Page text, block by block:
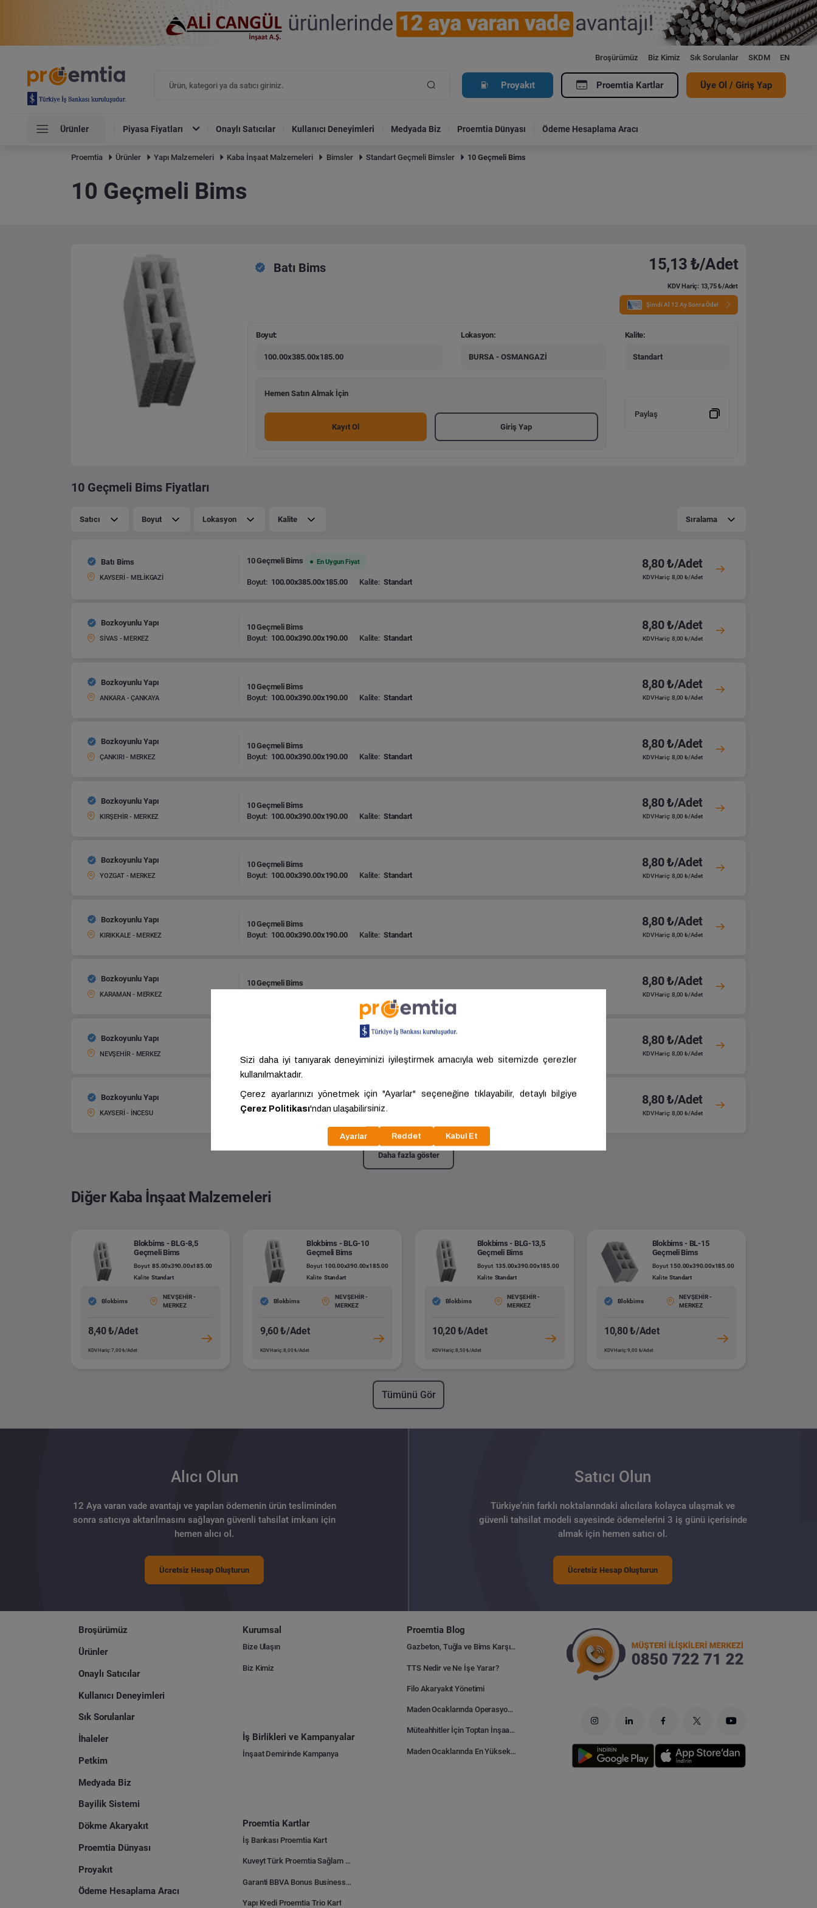
Broşürümüz Biz Kimiz Sık Sorulanlar SKDM EN
Proyakıt Proemtia Kartlar Üye Ol / Giriş Yap
Ürünler Piyasa Fiyatları Onaylı Satıcılar Kullanıcı Deneyimleri Medyada Biz Proemtia Dünyası Ödeme Hesaplama Aracı
Proemtia Ürünler Yapı Malzemeleri Kaba İnşaat Malzemeleri Bimsler Standart Geçmeli Bimsler 10 Geçmeli Bims
10 Geçmeli Bims
Batı Bims 15,13 ₺/Adet
KDV Hariç: 13,75 ₺/Adet
Şimdi Al 12 Ay Sonra Öde!
Boyut:
100.00x385.00x185.00
Lokasyon:
BURSA - OSMANGAZİ
Kalite:
Standart
Hemen Satın Almak İçin
Kayıt Ol Giriş Yap
Paylaş
10 Geçmeli Bims Fiyatları
Satıcı Boyut Lokasyon Kalite Sıralama
Batı Bims
KAYSERİ - MELİKGAZİ
10 Geçmeli Bims En Uygun Fiyat
Boyut: 100.00x385.00x185.00 Kalite: Standart
8,80 ₺/Adet
KDV Hariç: 8,00 ₺/Adet
Bozkoyunlu Yapı
SİVAS - MERKEZ
10 Geçmeli Bims
Boyut: 100.00x390.00x190.00 Kalite: Standart
8,80 ₺/Adet
KDV Hariç: 8,00 ₺/Adet
Bozkoyunlu Yapı
ANKARA - ÇANKAYA
10 Geçmeli Bims
Boyut: 100.00x390.00x190.00 Kalite: Standart
8,80 ₺/Adet
KDV Hariç: 8,00 ₺/Adet
Bozkoyunlu Yapı
ÇANKIRI - MERKEZ
10 Geçmeli Bims
Boyut: 100.00x390.00x190.00 Kalite: Standart
8,80 ₺/Adet
KDV Hariç: 8,00 ₺/Adet
Bozkoyunlu Yapı
KIRŞEHİR - MERKEZ
10 Geçmeli Bims
Boyut: 100.00x390.00x190.00 Kalite: Standart
8,80 ₺/Adet
KDV Hariç: 8,00 ₺/Adet
Bozkoyunlu Yapı
YOZGAT - MERKEZ
10 Geçmeli Bims
Boyut: 100.00x390.00x190.00 Kalite: Standart
8,80 ₺/Adet
KDV Hariç: 8,00 ₺/Adet
Bozkoyunlu Yapı
KIRIKKALE - MERKEZ
10 Geçmeli Bims
Boyut: 100.00x390.00x190.00 Kalite: Standart
8,80 ₺/Adet
KDV Hariç: 8,00 ₺/Adet
Bozkoyunlu Yapı
KARAMAN - MERKEZ
10 Geçmeli Bims
8,80 ₺/Adet
KDV Hariç: 8,00 ₺/Adet
Bozkoyunlu Yapı
NEVŞEHİR - MERKEZ
8,80 ₺/Adet
KDV Hariç: 8,00 ₺/Adet
Bozkoyunlu Yapı
KAYSERİ - İNCESU
10 Geçmeli Bims
Boyut: 100.00x390.00x190.00 Kalite: Standart
8,80 ₺/Adet
KDV Hariç: 8,00 ₺/Adet
Daha fazla göster
Diğer Kaba İnşaat Malzemeleri
Blokbims - BLG-8,5
Geçmeli Bims
Boyut 85.00x390.00x185.00
Kalite Standart
Blokbims
NEVŞEHİR -
MERKEZ
8,40 ₺/Adet
KDV Hariç: 7,00 ₺/Adet
Blokbims - BLG-10
Geçmeli Bims
Boyut 100.00x390.00x185.00
Kalite Standart
Blokbims
NEVŞEHİR -
MERKEZ
9,60 ₺/Adet
KDV Hariç: 8,00 ₺/Adet
Blokbims - BLG-13,5
Geçmeli Bims
Boyut 135.00x390.00x185.00
Kalite Standart
Blokbims
NEVŞEHİR -
MERKEZ
10,20 ₺/Adet
KDV Hariç: 8,50 ₺/Adet
Blokbims - BL-15
Geçmeli Bims
Boyut 150.00x390.00x185.00
Kalite Standart
Blokbims
NEVŞEHİR -
MERKEZ
10,80 ₺/Adet
KDV Hariç: 9,00 ₺/Adet
Tümünü Gör
Alıcı Olun
12 Aya varan vade avantajı ve yapılan ödemenin ürün tesliminden
sonra satıcıya aktarılmasını sağlayan güvenli tahsilat imkanı için
hemen alıcı ol.
Ücretsiz Hesap Oluşturun
Satıcı Olun
Türkiye’nin farklı noktalarındaki alıcılara kolayca ulaşmak ve
güvenli tahsilat modeli sayesinde ödemelerini 3 iş günü içerisinde
almak için hemen satıcı ol.
Ücretsiz Hesap Oluşturun
Broşürümüz
Ürünler
Onaylı Satıcılar
Kullanıcı Deneyimleri
Sık Sorulanlar
İhaleler
Petkim
Medyada Biz
Bayilik Sistemi
Dökme Akaryakıt
Proemtia Dünyası
Proyakıt
Ödeme Hesaplama Aracı
Kurumsal
Bize Ulaşın
Biz Kimiz
İş Birlikleri ve Kampanyalar
İnşaat Demirinde Kampanya
Proemtia Kartlar
İş Bankası Proemtia Kart
Kuveyt Türk Proemtia Sağlam Bayi Kart
Garanti BBVA Bonus Business Proemtia Bayi Kart
Yapı Kredi Proemtia Trio Kart
Proemtia Blog
Gazbeton, Tuğla ve Bims Karşılaştırması: Hangisi Daha Avantajlı?
TTS Nedir ve Ne İşe Yarar?
Filo Akaryakıt Yönetimi
Maden Ocaklarında Operasyonel Verimlilik Nasıl Arttırılır?
Müteahhitler İçin Toptan İnşaat Malzemesi Satın Alma Rehberi
Maden Ocaklarında En Yüksek Gider Kalemleri Nelerdir?